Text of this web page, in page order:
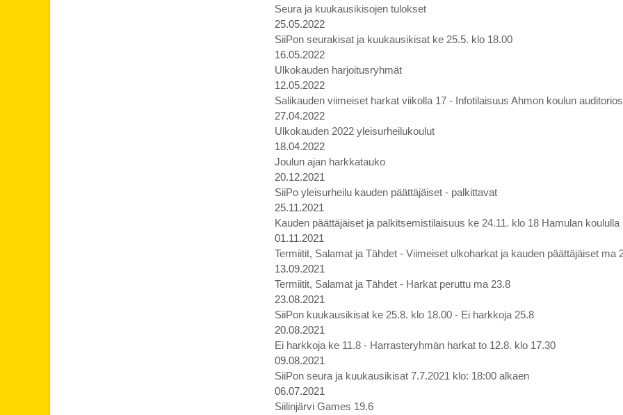
Seura ja kuukausikisojen tulokset
25.05.2022
SiiPon seurakisat ja kuukausikisat ke 25.5. klo 18.00
16.05.2022
Ulkokauden harjoitusryhmät
12.05.2022
Salikauden viimeiset harkat viikolla 17 - Infotilaisuus Ahmon koulun
27.04.2022
Ulkokauden 2022 yleisurheilukoulut
18.04.2022
Joulun ajan harkkatauko
20.12.2021
SiiPo yleisurheilu kauden päättäjäiset - palkittavat
25.11.2021
Kauden päättäjäiset ja palkitsemistilaisuus ke 24.11. klo 18 Hamulan koululla
01.11.2021
Termiitit, Salamat ja Tähdet - Viimeiset ulkoharkat ja kauden päättäjäiset ma
13.09.2021
Termiitit, Salamat ja Tähdet - Harkat peruttu ma 23.8
23.08.2021
SiiPon kuukausikisat ke 25.8. klo 18.00 - Ei harkkoja 25.8
20.08.2021
Ei harkkoja ke 11.8 - Harrasteryhmän harkat to 12.8. klo 17.30
09.08.2021
SiiPon seura ja kuukausikisat 7.7.2021 klo: 18:00 alkaen
06.07.2021
Siilinjärvi Games 19.6